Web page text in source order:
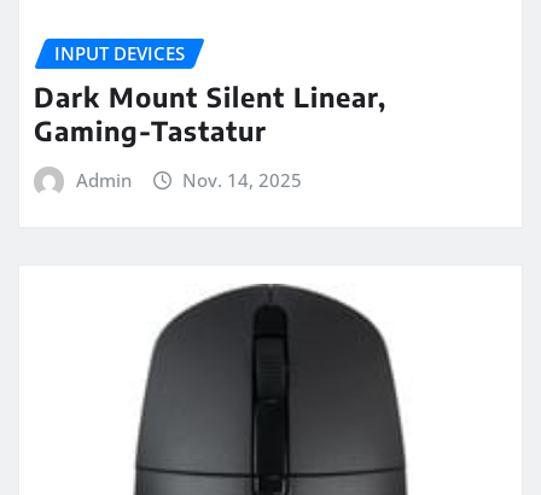
INPUT DEVICES
Dark Mount Silent Linear,
Gaming-Tastatur
Admin Nov. 14, 2025